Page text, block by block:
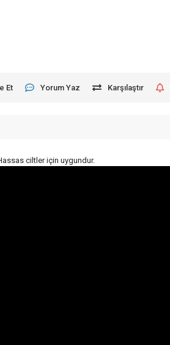
Et Yorum Yaz Karşılaştır
ciltler için uygundur.